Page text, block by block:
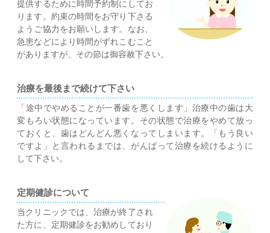
提供するために時間予約制にしてお
ります。約束の時間をお守り下さる
ようご協力をお願いします。なお、
急患などにより時間がずれこむこと
がありますが、その節は御容赦下さい。
治療を最後まで続けて下さい
「途中でやめることが一番歯を悪くします」治療中の歯は大
変もろい状態になっています。その状態で治療をやめて放っ
ておくと、歯はどんどん悪くなってしまいます。「もう良い
ですよ」と言われるまでは、がんばって治療を続けるように
して下さい。
定期健診について
当クリニックでは、治療が終了され
た方に、定期健診をお勧めしており